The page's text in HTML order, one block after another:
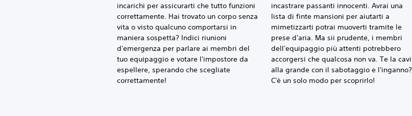
incarichi per assicurarti che tutto funzioni
correttamente. Hai trovato un corpo senza
vita o visto qualcuno comportarsi in
maniera sospetta? Indici riunioni
d'emergenza per parlare ai membri del
tuo equipaggio e votare l'impostore da
espellere, sperando che scegliate
correttamente!
incastrare passanti innocenti. Avrai una
lista di finte mansioni per aiutarti a
mimetizzarti potrai muoverti tramite le
prese d'aria. Ma sii prudente, i membri
dell'equipaggio più attenti potrebbero
accorgersi che qualcosa non va. Te la cavi
alla grande con il sabotaggio e l'inganno?
C'è un solo modo per scoprirlo!